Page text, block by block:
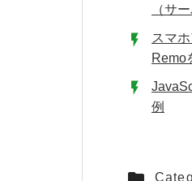
（サ
スマ
Remo
例